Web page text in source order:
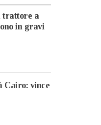
trattore a
in gravi
Cairo: vince